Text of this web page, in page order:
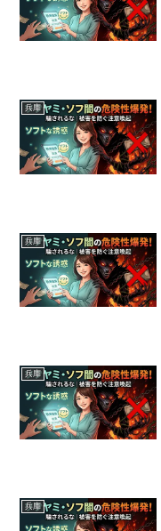
兵庫
兵庫
兵庫
兵庫